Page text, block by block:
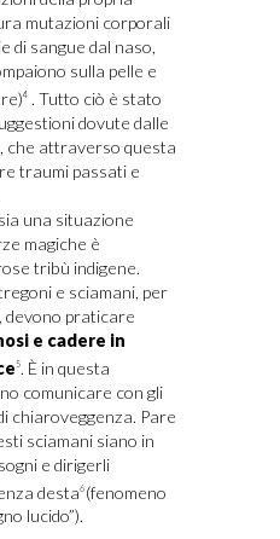
mutazioni corporali
di sangue dal naso,
sulla pelle e
4. Tutto ciò è stato
dovute dalle
che attraverso questa
traumi passati e
una situazione
magiche è
tribù indigene.
e sciamani, per
devono praticare
e cadere in
5. È in questa
comunicare con gli
chiaroveggenza. Pare
sciamani siano in
e dirigerli
desta6 (fenomeno
lucido”).